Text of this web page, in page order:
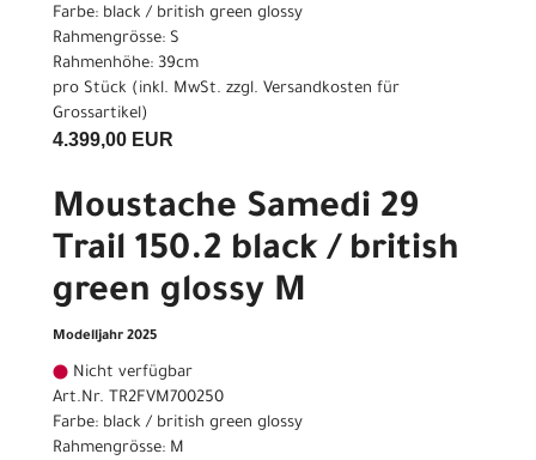
Farbe: black / british green glossy
Rahmengrösse: S
Rahmenhöhe: 39cm
pro Stück (inkl. MwSt. zzgl. Versandkosten für
Grossartikel)
4.399,00 EUR
Moustache Samedi 29
Trail 150.2 black / british
green glossy M
Modelljahr 2025
Nicht verfügbar
Art.Nr. TR2FVM700250
Farbe: black / british green glossy
Rahmengrösse: M